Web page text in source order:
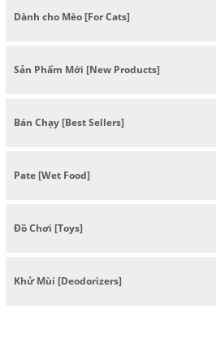
Dành cho Mèo [For Cats]
Sản Phẩm Mới [New Products]
Bán Chạy [Best Sellers]
Pate [Wet Food]
Đồ Chơi [Toys]
Khử Mùi [Deodorizers]